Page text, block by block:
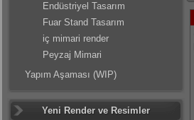
Endüstriyel Tasarım
Fuar Stand Tasarım
iç mimari render
Peyzaj Mimari
Yapım Aşaması (WIP)
Yeni Render ve Resimler